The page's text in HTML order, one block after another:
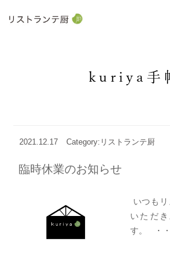
kuriya手
2021.12.17 Category:リストランテ厨
臨時休業のお知らせ
いつも
いただ
す。 ・